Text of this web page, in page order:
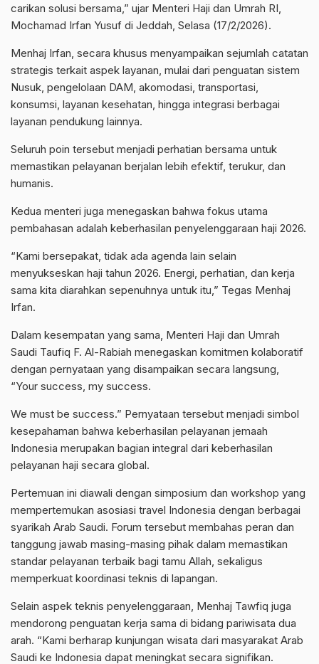
carikan solusi bersama,” ujar Menteri Haji dan Umrah RI,
Mochamad Irfan Yusuf di Jeddah, Selasa (17/2/2026).
Menhaj Irfan, secara khusus menyampaikan sejumlah catatan
strategis terkait aspek layanan, mulai dari penguatan sistem
Nusuk, pengelolaan DAM, akomodasi, transportasi,
konsumsi, layanan kesehatan, hingga integrasi berbagai
layanan pendukung lainnya.
Seluruh poin tersebut menjadi perhatian bersama untuk
memastikan pelayanan berjalan lebih efektif, terukur, dan
humanis.
Kedua menteri juga menegaskan bahwa fokus utama
pembahasan adalah keberhasilan penyelenggaraan haji 2026.
“Kami bersepakat, tidak ada agenda lain selain
menyukseskan haji tahun 2026. Energi, perhatian, dan kerja
sama kita diarahkan sepenuhnya untuk itu,” Tegas Menhaj
Irfan.
Dalam kesempatan yang sama, Menteri Haji dan Umrah
Saudi Taufiq F. Al-Rabiah menegaskan komitmen kolaboratif
dengan pernyataan yang disampaikan secara langsung,
“Your success, my success.
We must be success.” Pernyataan tersebut menjadi simbol
kesepahaman bahwa keberhasilan pelayanan jemaah
Indonesia merupakan bagian integral dari keberhasilan
pelayanan haji secara global.
Pertemuan ini diawali dengan simposium dan workshop yang
mempertemukan asosiasi travel Indonesia dengan berbagai
syarikah Arab Saudi. Forum tersebut membahas peran dan
tanggung jawab masing-masing pihak dalam memastikan
standar pelayanan terbaik bagi tamu Allah, sekaligus
memperkuat koordinasi teknis di lapangan.
Selain aspek teknis penyelenggaraan, Menhaj Tawfiq juga
mendorong penguatan kerja sama di bidang pariwisata dua
arah. “Kami berharap kunjungan wisata dari masyarakat Arab
Saudi ke Indonesia dapat meningkat secara signifikan.